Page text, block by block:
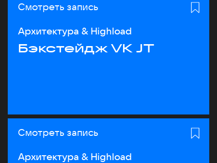
Смотреть запись
Архитектура & Highload
Бэкстейдж VK JT
Смотреть запись
Архитектура & Highload